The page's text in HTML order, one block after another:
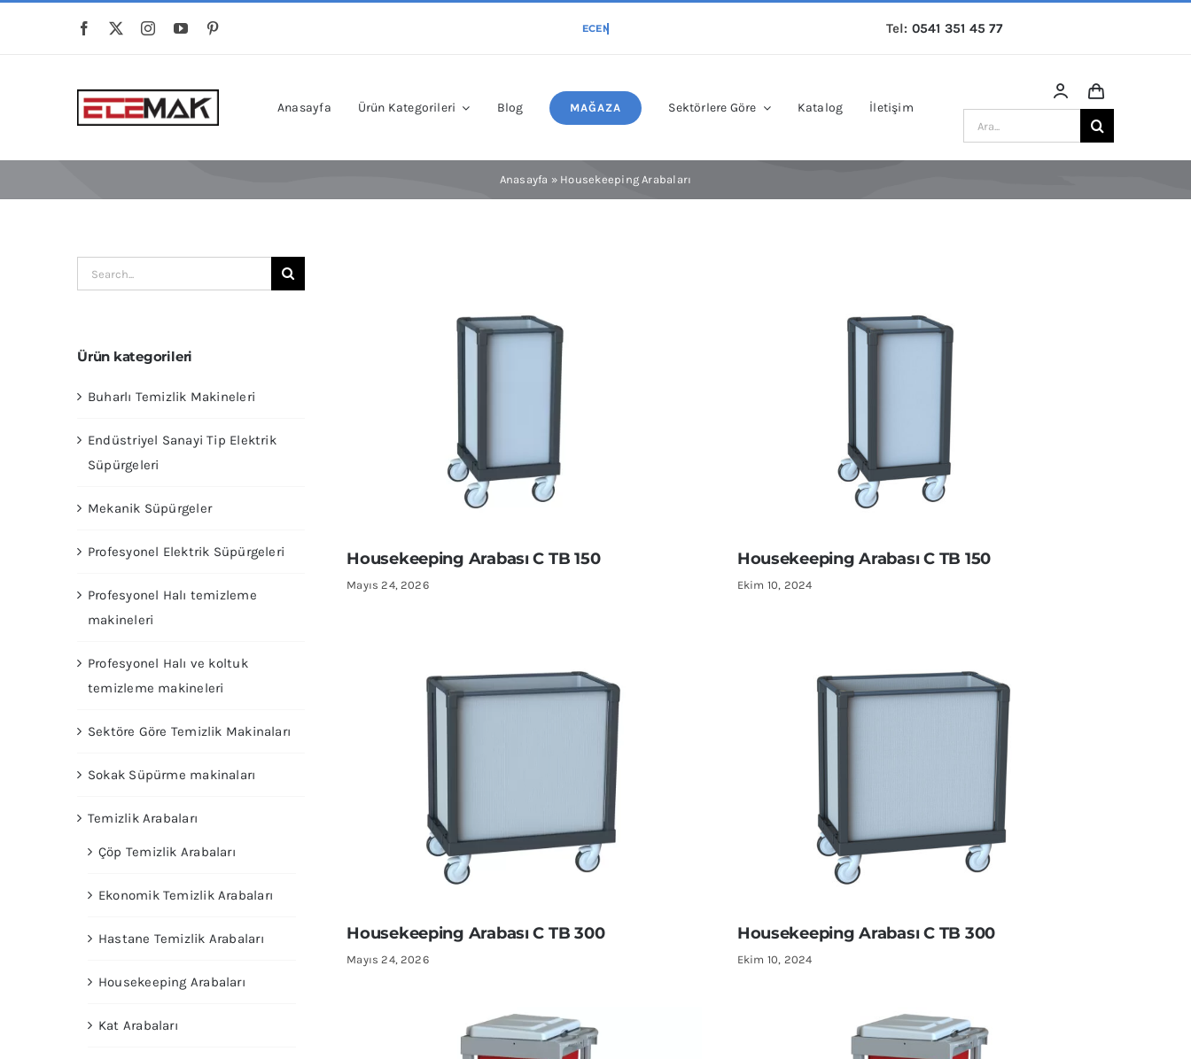
Tel: 0541 351 45 77
Anasayfa Ürün Kategorileri Blog MAĞAZA Sektörlere Göre Katalog İletişim
Ara:
Anasayfa » Housekeeping Arabaları
Ara:
Ürün kategorileri
Buharlı Temizlik Makineleri
Endüstriyel Sanayi Tip Elektrik
Süpürgeleri
Mekanik Süpürgeler
Profesyonel Elektrik Süpürgeleri
Profesyonel Halı temizleme
makineleri
Profesyonel Halı ve koltuk
temizleme makineleri
Sektöre Göre Temizlik Makinaları
Sokak Süpürme makinaları
Temizlik Arabaları
Çöp Temizlik Arabaları
Ekonomik Temizlik Arabaları
Hastane Temizlik Arabaları
Housekeeping Arabaları
Kat Arabaları
Housekeeping Arabası C TB 150
Mayıs 24, 2026
Housekeeping Arabası C TB 150
Ekim 10, 2024
Housekeeping Arabası C TB 300
Mayıs 24, 2026
Housekeeping Arabası C TB 300
Ekim 10, 2024